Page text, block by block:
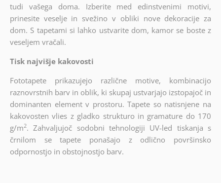
tudi vašega doma. Izberite med edinstvenimi motivi,
prinesite veselje in svežino v obliki nove dekoracije za
dom. S tapetami si lahko ustvarite dom, kamor se boste z
veseljem vračali.
Tisk najvišje kakovosti
Fototapete prikazujejo različne motive, kombinacijo
raznovrstnih barv in oblik, ki skupaj ustvarjajo izstopajoč in
dominanten element v prostoru. Tapete so natisnjene na
kakovosten vlies z gladko strukturo in gramature do 170
g/m2. Zahvaljujoč sodobni tehnologiji UV-led tiskanja s
črnilom se tapete ponašajo z odlično površinsko
odpornostjo in obstojnostjo barv.